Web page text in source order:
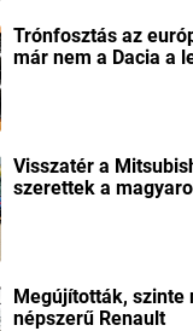
Trónfosztás az
már nem a Dacia a
Visszatér a
szerettek a
Megújították, szinte
népszerű Renault